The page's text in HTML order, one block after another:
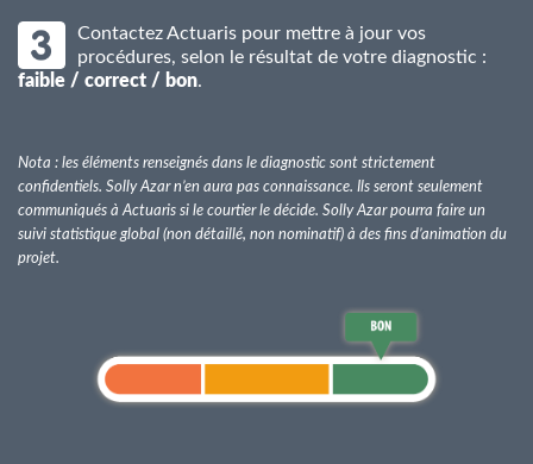
Contactez Actuaris pour mettre à jour vos
procédures, selon le résultat de votre diagnostic :
faible / correct / bon.
Nota : les éléments renseignés dans le diagnostic sont strictement
confidentiels. Solly Azar n’en aura pas connaissance. Ils seront seulement
communiqués à Actuaris si le courtier le décide. Solly Azar pourra faire un
suivi statistique global (non détaillé, non nominatif) à des fins d’animation du
projet.